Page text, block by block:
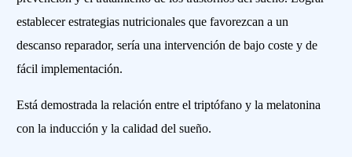
establecer estrategias nutricionales que favorezcan a un
descanso reparador, sería una intervención de bajo coste y de
fácil implementación.
Está demostrada la relación entre el triptófano y la melatonina
con la inducción y la calidad del sueño.